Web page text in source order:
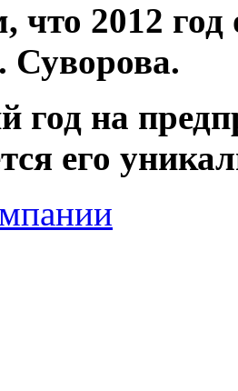
что 2012
Суворова.
год на
его